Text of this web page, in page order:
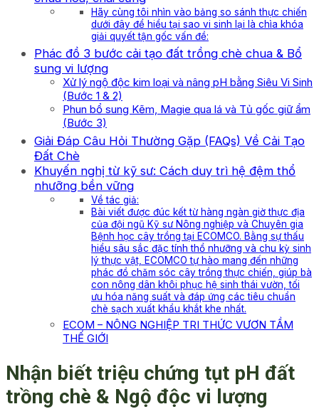
Hãy cùng tôi nhìn vào bảng so sánh thực chiến
dưới đây để hiểu tại sao vi sinh lại là chìa khóa
giải quyết tận gốc vấn đề:
Phác đồ 3 bước cải tạo đất trồng chè chua & Bổ
sung vi lượng
Xử lý ngộ độc kim loại và nâng pH bằng Siêu Vi Sinh
(Bước 1 & 2)
Phun bổ sung Kẽm, Magie qua lá và Tủ gốc giữ ẩm
(Bước 3)
Giải Đáp Câu Hỏi Thường Gặp (FAQs) Về Cải Tạo
Đất Chè
Khuyến nghị từ kỹ sư: Cách duy trì hệ đệm thổ
nhưỡng bền vững
Về tác giả:
Bài viết được đúc kết từ hàng ngàn giờ thực địa
của đội ngũ Kỹ sư Nông nghiệp và Chuyên gia
Bệnh học cây trồng tại ECOMCO. Bằng sự thấu
hiểu sâu sắc đặc tính thổ nhưỡng và chu kỳ sinh
lý thực vật, ECOMCO tự hào mang đến những
phác đồ chăm sóc cây trồng thực chiến, giúp bà
con nông dân khôi phục hệ sinh thái vườn, tối
ưu hóa năng suất và đáp ứng các tiêu chuẩn
chè sạch xuất khẩu khắt khe nhất.
ECOM – NÔNG NGHIỆP TRI THỨC VƯƠN TẦM
THẾ GIỚI
Nhận biết triệu chứng tụt pH đất
trồng chè & Ngộ độc vi lượng